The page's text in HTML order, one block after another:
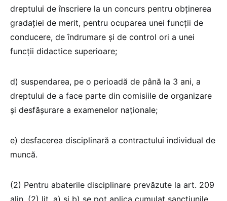
dreptului de înscriere la un concurs pentru obținerea
gradației de merit, pentru ocuparea unei funcții de
conducere, de îndrumare și de control ori a unei
funcții didactice superioare;
d) suspendarea, pe o perioadă de până la 3 ani, a
dreptului de a face parte din comisiile de organizare
și desfășurare a examenelor naționale;
e) desfacerea disciplinară a contractului individual de
muncă.
(2) Pentru abaterile disciplinare prevăzute la art. 209
alin. (2) lit. a) și b) se pot aplica cumulat sancțiunile